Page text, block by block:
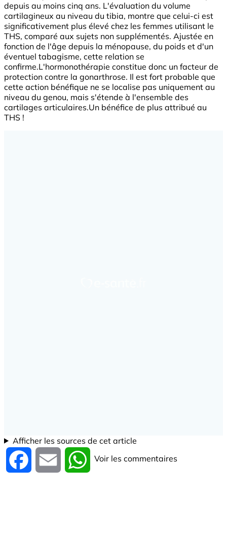
depuis au moins cinq ans. L'évaluation du volume
cartilagineux au niveau du tibia, montre que celui-ci est
significativement plus élevé chez les femmes utilisant le
THS, comparé aux sujets non supplémentés. Ajustée en
fonction de l'âge depuis la ménopause, du poids et d'un
éventuel tabagisme, cette relation se
confirme.L'hormonothérapie constitue donc un facteur de
protection contre la gonarthrose. Il est fort probable que
cette action bénéfique ne se localise pas uniquement au
niveau du genou, mais s'étende à l'ensemble des
cartilages articulaires.Un bénéfice de plus attribué au
THS !
Afficher les sources de cet article
Facebook Email WhatsApp
Voir les commentaires